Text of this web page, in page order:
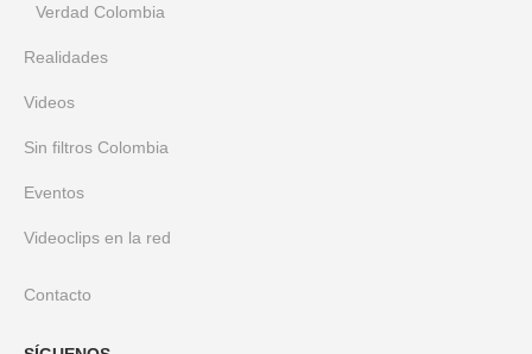
Verdad Colombia
Realidades
Videos
Sin filtros Colombia
Eventos
Videoclips en la red
Contacto